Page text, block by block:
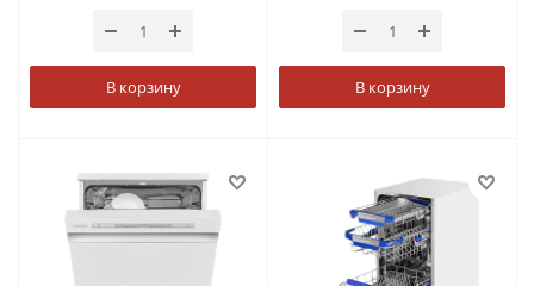
В корзину В корзину